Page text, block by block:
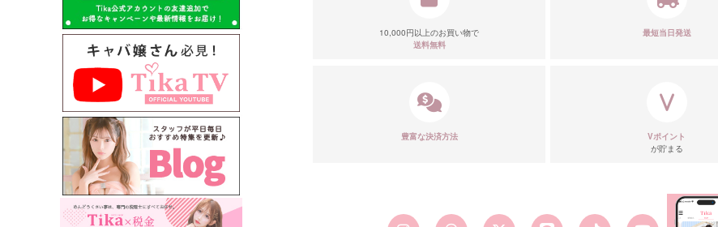
10,000円以上のお買い物で
送料無料
最短当日発送
豊富な決済方法
Vポイント
が貯まる